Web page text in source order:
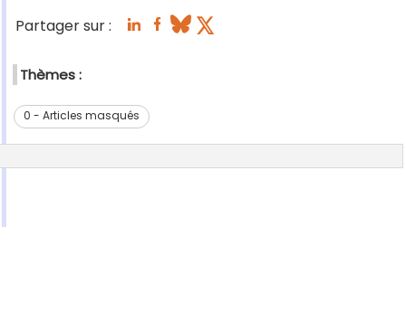
Partager sur :
Thèmes :
0 - Articles masqués